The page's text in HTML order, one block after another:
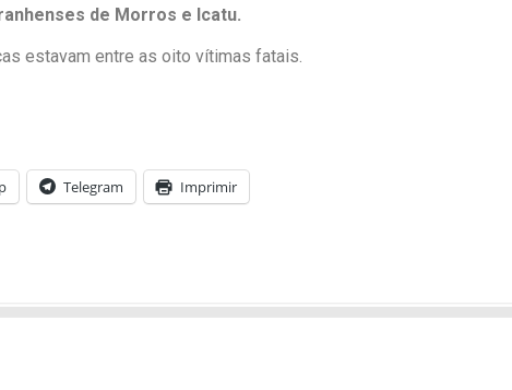
de Morros e Icatu.
estavam entre as oito vítimas fatais.
Telegram Imprimir